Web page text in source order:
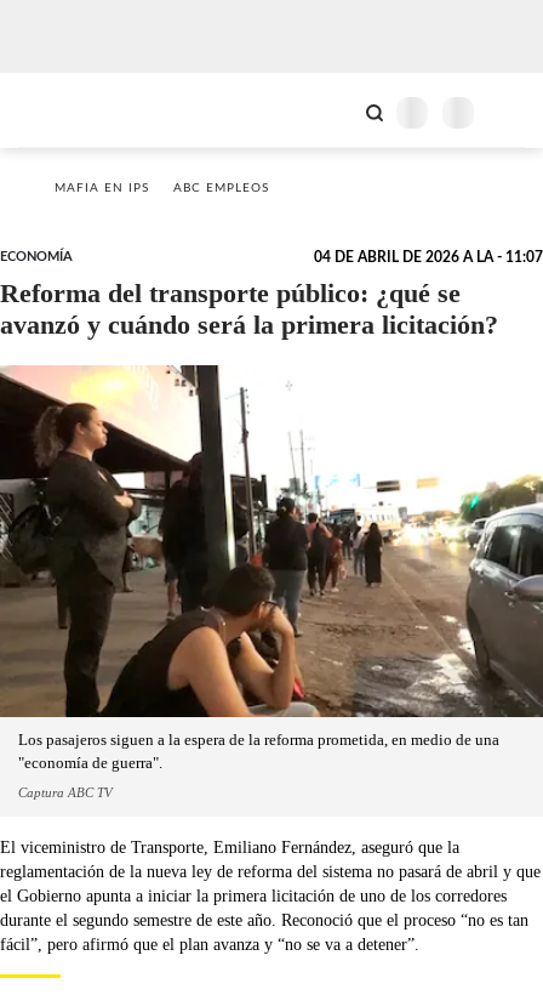
MAFIA EN IPS ABC EMPLEOS
ECONOMÍA 04 DE ABRIL DE 2026 A LA - 11:07
Reforma del transporte público: ¿qué se
avanzó y cuándo será la primera licitación?
Los pasajeros siguen a la espera de la reforma prometida, en medio de una
"economía de guerra".
Captura ABC TV
El viceministro de Transporte, Emiliano Fernández, aseguró que la
reglamentación de la nueva ley de reforma del sistema no pasará de abril y que
el Gobierno apunta a iniciar la primera licitación de uno de los corredores
durante el segundo semestre de este año. Reconoció que el proceso “no es tan
fácil”, pero afirmó que el plan avanza y “no se va a detener”.